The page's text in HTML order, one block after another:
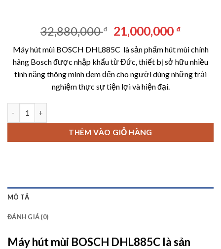
32,880,000₫
Giá
gốc
là:
32,880,000 ₫.
21,000,000 ₫Giá
tại
là:
Máy hút mùi BOSCH DHL885C là sản phẩm hút mùi chính
hãng Bosch được nhập khẩu từ Đức, thiết bị sở hữu nhiều
tính năng thông minh đem đến cho người dùng những trải
nghiệm thực sự tiện lợi và hiện đại.
THÊM VÀO GIỎ HÀNG
MÔ TẢ
ĐÁNH GIÁ (0)
Máy hút mùi BOSCH DHL885C là sản